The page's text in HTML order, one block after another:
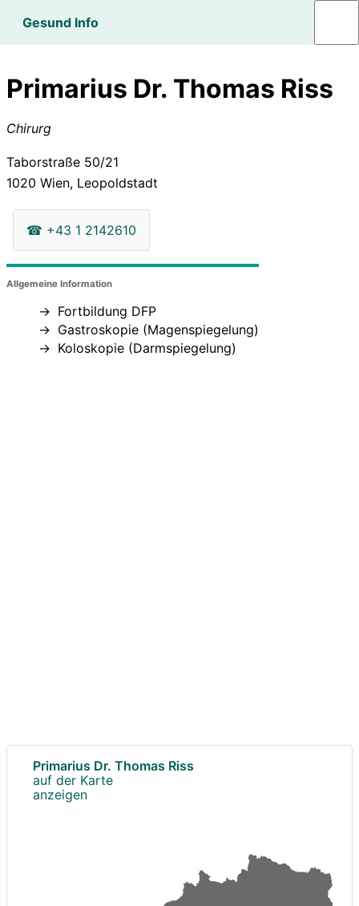
Gesund Info
Primarius Dr. Thomas Riss
Chirurg
Taborstraße 50/21
1020 Wien, Leopoldstadt
☎ +43 1 2142610
Allgemeine Information
Fortbildung DFP
Gastroskopie (Magenspiegelung)
Koloskopie (Darmspiegelung)
Primarius Dr. Thomas Riss
auf der Karte
anzeigen